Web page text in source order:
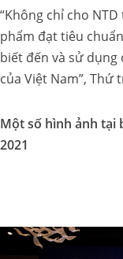
“Không chỉ cho
phẩm đạt tiêu
biết đến và sử dụng
của Việt Nam”, Thứ
Một số hình ảnh tại
2021